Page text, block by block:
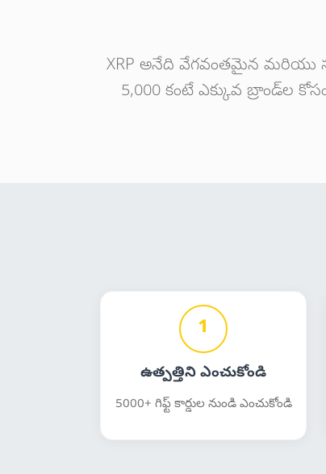
XRP అనేది వేగవంతమైన మరియు
5,000 కంటే ఎక్కువ బ్రాండ్‌ల
1
ఉత్పత్తిని ఎంచుకోండి
5000+ గిఫ్ట్ కార్డుల నుండి ఎంచుకోండి